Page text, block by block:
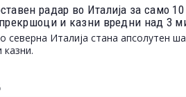
радар во Италија за само
и казни вредни над 3
северна Италија стана апсолутен
казни.